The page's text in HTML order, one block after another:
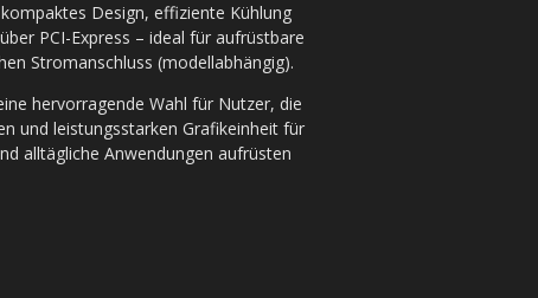
Design, effiziente Kühlung
PCI-Express – ideal für aufrüstbare
Stromanschluss (modellabhängig).
hervorragende Wahl für Nutzer, die
und leistungsstarken Grafikeinheit für
alltägliche Anwendungen aufrüsten